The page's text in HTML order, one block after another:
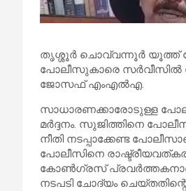
തൃശ്ശൂര്‍ ചൊവ്വന്നൂര്‍ യൂത്ത്
പോലീസുകാരെ സര്‍വീസില്‍
ജോസഫ് എംഎല്‍എ.
സാധാരണക്കാരോടുള്ള
മര്‍ദ്ദനം. സുജിത്തിനെ
നീതി നടപ്പാക്കേണ്ട
പോലീസിനെ
കോണ്‍ഗ്രസ് പ്രവര്‍ത്തകനാണ്
നടപടി ചോദ്യം